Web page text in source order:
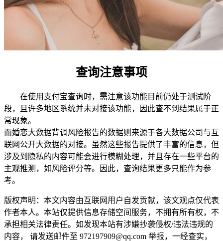
查询注意事项
在使用支付宝查询时，需注意该功能目前仍处于测试阶
段，且许多地区系统并未对接该功能，因此查不到结果属于正
常现象。
而婚恋大数据背调风险报告的数据则来源于各大数据公司与互
联网公开大数据的对接。虽然这些报告提供了丰富的信息，但
涉及到隐私的内容可能会进行模糊处理，并且存在一些平台的
主观推测，如风险评分等。因此，查询结果更多只能作为参
考。
版权声明：本文内容由互联网用户自发贡献，该文观点仅代表
作者本人。本站仅提供信息存储空间服务，不拥有所有权，不
承担相关法律责任。如发现本站有涉嫌抄袭侵权/违法违规的
内容， 请发送邮件至 972197909@qq.com 举报，一经查实，